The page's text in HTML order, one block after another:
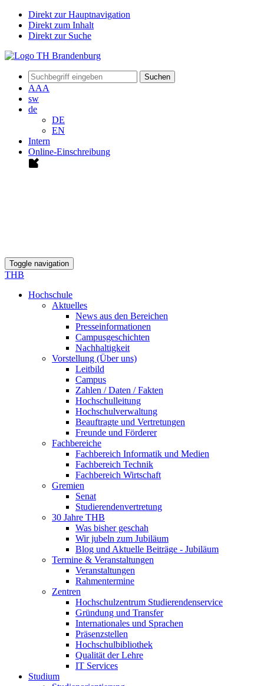
Direkt zur Hauptnavigation
Direkt zum Inhalt
Direkt zur Suche
Suchen
AAA
sw
de
DE
EN
Intern
Online-Einschreibung
Toggle navigation
THB
Hochschule
Aktuelles
News aus den Bereichen
Presseinformationen
Campusgeschichten
Nachhaltigkeit
Vorstellung (Über uns)
Leitbild
Campus
Zahlen / Daten / Fakten
Hochschulleitung
Hochschulverwaltung
Beauftragte und Vertretungen
Freunde und Förderer
Fachbereiche
Fachbereich Informatik und Medien
Fachbereich Technik
Fachbereich Wirtschaft
Gremien
Senat
Studierendenvertretung
30 Jahre THB
Was bisher geschah
Wir jubeln zum Jubiläum
Blog und Aktuelle Beiträge - Jubiläum
Termine & Veranstaltungen
Veranstaltungen
Rahmentermine
Zentren
Hochschulzentrum Studierendenservice
Gründung und Transfer
Internationales und Sprachen
Präsenzstellen
Hochschulbibliothek
Qualität der Lehre
IT Services
Studium